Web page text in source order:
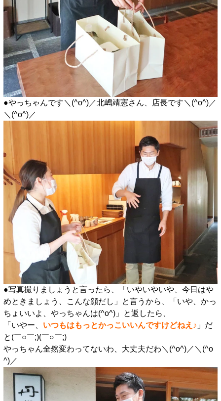
●やっちゃんです＼(^o^)／北嶋靖憲さん、店長です＼(^o^)／
＼(^o^)／
●写真撮りましょうと言ったら、「いやいやいや、今日はや
めときましょう、こんな顔だし」と言うから、「いや、かっ
ちょいいよ、やっちゃんは(^o^)」と返したら、
「いやー、 いつもはもっとかっこいいんですけどねえ♪ 」だ
と(￣○￣;)(￣○￣;)
やっちゃん全然変わってないわ、大丈夫だわ＼(^o^)／＼(^o
^)／